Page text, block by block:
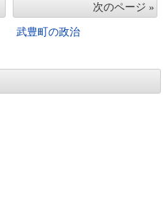
次のページ »
武豊町の政治